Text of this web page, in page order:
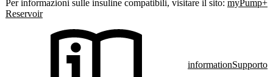
Per informazioni sulle insuline compatibili, visitare il sito: myPump+
Reservoir
informationSupporto